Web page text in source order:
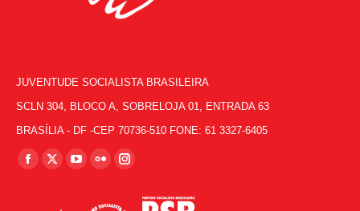
JUVENTUDE SOCIALISTA BRASILEIRA
SCLN 304, BLOCO A, SOBRELOJA 01, ENTRADA 63
BRASÍLIA - DF -CEP 70736-510 FONE: 61 3327-6405
Encontre-nos em:
Facebook
X
YouTube
FlickrInstagram